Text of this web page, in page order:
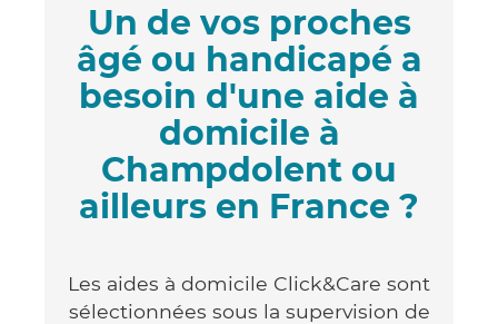
Un de vos proches
âgé ou handicapé a
besoin d'une aide à
domicile à
Champdolent ou
ailleurs en France ?
Les aides à domicile Click&Care sont
sélectionnées sous la supervision de